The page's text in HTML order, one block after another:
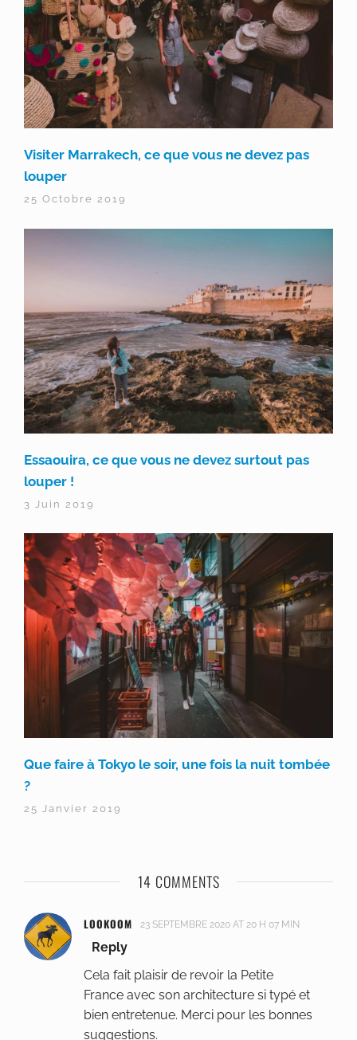
Visiter Marrakech, ce que vous ne devez pas
louper
25 Octobre 2019
Essaouira, ce que vous ne devez surtout pas
louper !
3 Juin 2019
Que faire à Tokyo le soir, une fois la nuit tombée
?
25 Janvier 2019
14 COMMENTS
LOOKOOM 23 SEPTEMBRE 2020 AT 20 H 07 MIN
Reply
Cela fait plaisir de revoir la Petite
France avec son architecture si typé et
bien entretenue. Merci pour les bonnes
suggestions.